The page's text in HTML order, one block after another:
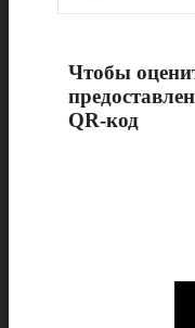
Чтобы
QR-код